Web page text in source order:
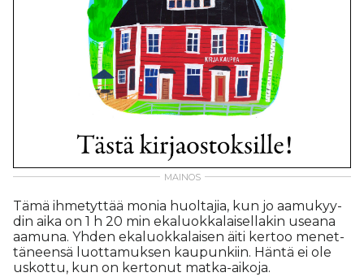
Tämä ih­me­tyt­tää mo­nia huol­ta­jia, kun jo aa­mu­kyy­
din ai­ka on 1 h 20 min eka­luok­ka­lai­sel­la­kin use­a­na
aa­mu­na. Yh­den eka­luok­ka­lai­sen äi­ti ker­too me­net­
tä­neen­sä luot­ta­muk­sen kau­pun­kiin. Hän­tä ei ole
us­kot­tu, kun on ker­to­nut mat­ka-ai­ko­ja.